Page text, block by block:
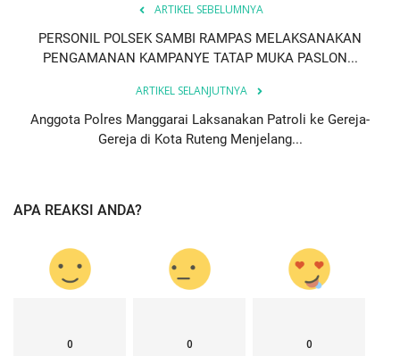
ARTIKEL SEBELUMNYA
PERSONIL POLSEK SAMBI RAMPAS MELAKSANAKAN
PENGAMANAN KAMPANYE TATAP MUKA PASLON...
ARTIKEL SELANJUTNYA
Anggota Polres Manggarai Laksanakan Patroli ke Gereja-
Gereja di Kota Ruteng Menjelang...
APA REAKSI ANDA?
0 0 0